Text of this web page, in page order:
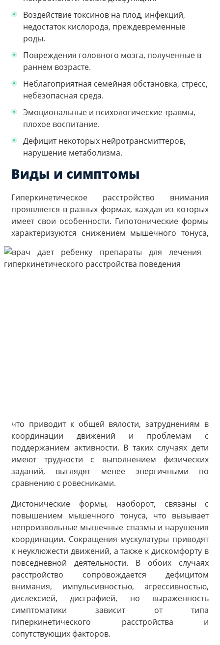
Воздействие токсинов на плод, инфекций,
недостаток кислорода, преждевременные
роды.
Повреждения головного мозга, полученные в
раннем возрасте.
Неблагоприятная семейная обстановка, стресс,
небезопасная среда.
Эмоциональные и психологические травмы,
плохое воспитание.
Дефицит некоторых нейротрансмиттеров,
нарушение метаболизма.
Виды и симптомы
Гиперкинетическое расстройство внимания
проявляется в разных формах, каждая из которых
имеет свои особенности. Гипотонические формы
характеризуются снижением мышечного тонуса,
что приводит к общей вялости, затруднениям в
координации движений и проблемам с
поддержанием активности. В таких случаях дети
имеют трудности с выполнением физических
заданий, выглядят менее энергичными по
сравнению с ровесниками.
Дистонические формы, наоборот, связаны с
повышением мышечного тонуса, что вызывает
непроизвольные мышечные спазмы и нарушения
координации. Сокращения мускулатуры приводят
к неуклюжести движений, а также к дискомфорту в
повседневной деятельности. В обоих случаях
расстройство сопровождается дефицитом
внимания, импульсивностью, агрессивностью,
дислексией, дисграфией, но выраженность
симптоматики зависит от типа
гиперкинетического расстройства и
сопутствующих факторов.